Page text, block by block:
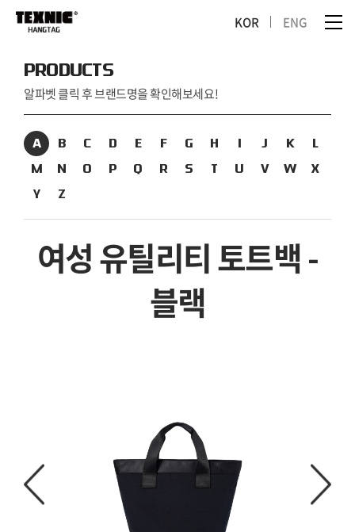
KOR ENG
PRODUCTS
알파벳 클릭 후 브랜드명을 확인해보세요!
A B C D E F G H I J K
L
M
N O P Q R S T U V W
X
Y
Z
여성 유틸리티 토트백 -
블랙